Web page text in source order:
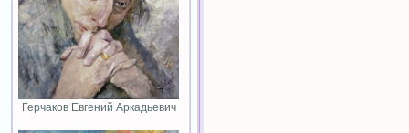
Герчаков Евгений Аркадьевич